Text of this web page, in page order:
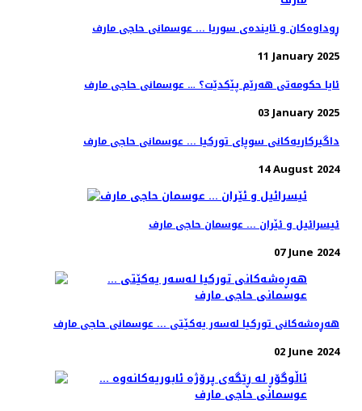
ڕوداوەکان و ئایندەی سوریا ... عوسمانی حاجی مارف
11 January 2025
ئایا حکومەتی هەرێم پێکدێت؟ … عوسمانی حاجی مارف
03 January 2025
داگیرکاریەکانی سوپای تورکیا ... عوسمانی حاجی مارف
14 August 2024
ئیسرائیل و ئێران ... عوسمان حاجی مارف
07 June 2024
هەڕەشەکانی تورکیا لەسەر یەکێتی ... عوسمانی حاجی مارف
02 June 2024